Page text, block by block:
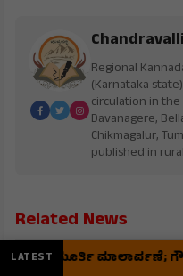
Regional
(Karnataka
circulation in
Davanagere,
Chikmagalur,
published in
Related News
LATESTಮಾಲಾರ್ಪಣೆ; ಗೌರವ ನಮನ